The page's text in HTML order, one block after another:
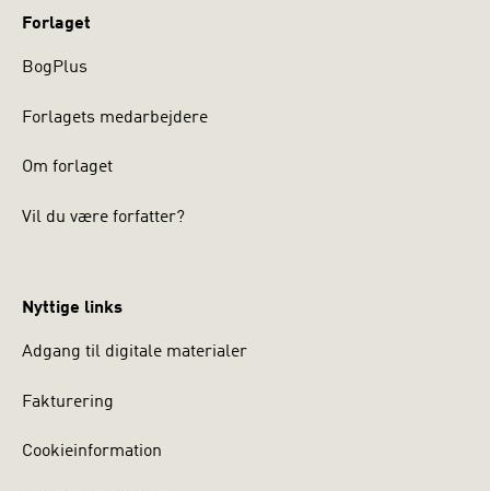
begreber og præcisere, hvor grænserne går for
virksomheders frihed til at bestemme indholdet af
Bogen er en dansk version af Vertical Agreements in EU
Forlaget
BogPlus
Forlagets medarbejdere
Om forlaget
Vil du være forfatter?
Nyttige links
Adgang til digitale materialer
Fakturering
Cookieinformation